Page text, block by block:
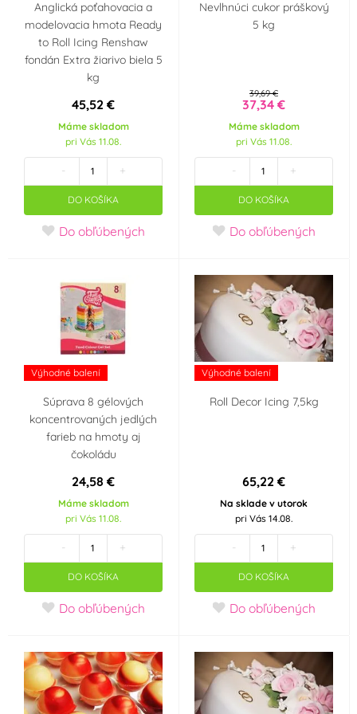
Káva (0)
Pistácie (0)
Citron (0)
Smetana, mléko,
jogurt (0)
Fialová (5) Hnědá (18)
Krémová (mokka) Meruňková (1)
Modrá (10)
Modrozelená
Růžová (10) Slonová kost (5)
Stříbrná Šedá (1)
Zelená Zlatá
Materiál
Anglická poťahovacia a
modelovacia hmota Ready
to Roll Icing Renshaw
fondán Extra žiarivo biela 5
kg
45,52 €
Máme skladom
pri Vás 11.08.
- +
DO KOŠÍKA
Do obľúbených
Nevlhnúci cukor práškový
5 kg
39,69 €
37,34 €
Máme skladom
pri Vás 11.08.
- +
DO KOŠÍKA
Do obľúbených
Výhodné balení
Súprava 8 gélových
koncentrovaných jedlých
farieb na hmoty aj
čokoládu
24,58 €
Máme skladom
pri Vás 11.08.
- +
DO KOŠÍKA
Do obľúbených
Výhodné balení
Roll Decor Icing 7,5kg
65,22 €
Na sklade v utorok
pri Vás 14.08.
- +
DO KOŠÍKA
Do obľúbených